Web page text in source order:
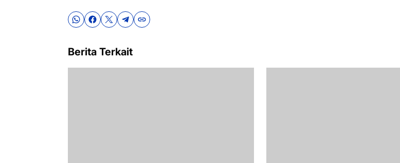
Berita Terkait